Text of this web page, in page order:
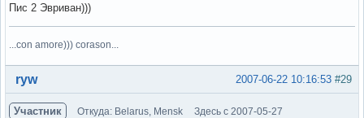
Пис 2 Эвриван)))
...con amore))) corason...
Вне форума #29
2007-06-22 10:16:53
ryw
Участник Откуда: Belarus, Mensk
Здесь с 2007-05-27